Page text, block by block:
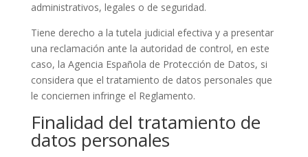
administrativos, legales o de seguridad.
Tiene derecho a la tutela judicial efectiva y a presentar
una reclamación ante la autoridad de control, en este
caso, la Agencia Española de Protección de Datos, si
considera que el tratamiento de datos personales que
le conciernen infringe el Reglamento.
Finalidad del tratamiento de
datos personales